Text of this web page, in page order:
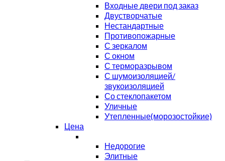
Входные двери под заказ
Двустворчатые
Нестандартные
Противопожарные
С зеркалом
С окном
С терморазрывом
С шумоизоляцией/
звукоизоляцией
Со стеклопакетом
Уличные
Утепленные(морозостойкие)
Цена
Недорогие
Элитные